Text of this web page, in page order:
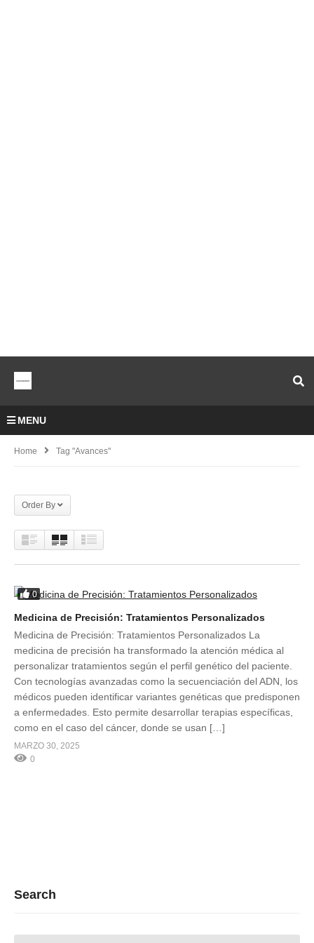
MENU
Home Tag "avances"
Order By
0
Medicina de Precisión: Tratamientos Personalizados
Medicina de Precisión: Tratamientos Personalizados La
medicina de precisión ha transformado la atención médica al
personalizar tratamientos según el perfil genético del paciente.
Con tecnologías avanzadas como la secuenciación del ADN, los
médicos pueden identificar variantes genéticas que predisponen
a enfermedades. Esto permite desarrollar terapias específicas,
como en el caso del cáncer, donde se usan […]
MARZO 30, 2025
0
Search